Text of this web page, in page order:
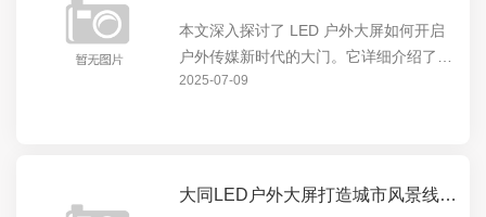
本文深入探讨了 LED 户外大屏如何开启
户外传媒新时代的大门。它详细介绍了
LED 户外大屏的特点与优势，如高亮度、
2025-07-09
大同LED户外大屏打造城市风景线的绝佳选择